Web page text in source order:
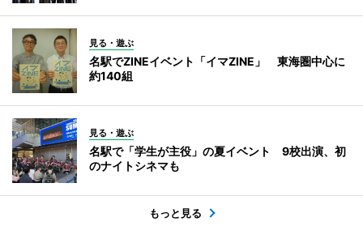
見る・遊ぶ
名駅でZINEイベント「イマZINE」 東海圏中心に
約140組
見る・遊ぶ
名駅で「学生が主役」の夏イベント 9校出演、初
のナイトシネマも
もっと見る